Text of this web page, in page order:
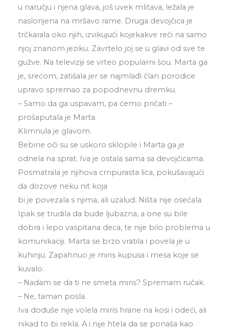
u naručju i njena glava, još uvek mlitava, ležala je
naslonjena na mršavo rame. Druga devojčica je
trčkarala oko njih, izvikujući kojekakve reči na samo
njoj znanom jeziku. Zavrtelo joj se u glavi od sve te
gužve. Na televiziji se vrteo popularni šou. Marta ga
je, srećom, zatišala jer se najmlađi član porodice
upravo spremao za popodnevnu dremku.
– Samo da ga uspavam, pa ćemo pričati –
prošaputala je Marta.
Klimnula je glavom.
Bebine oči su se uskoro sklopile i Marta ga je
odnela na sprat. Iva je ostala sama sa devojčicama.
Posmatrala je njihova crnpurasta lica, pokušavajući
da dozove neku nit koja
bi je povezala s njima, ali uzalud. Ništa nije osećala.
Ipak se trudila da bude ljubazna, a one su bile
dobra i lepo vaspitana deca, te nije bilo problema u
komunikaciji. Marta se brzo vratila i povela je u
kuhinju. Zapahnuo je miris kupusa i mesa koje se
kuvalo.
– Nadam se da ti ne smeta miris? Spremam ručak.
– Ne, taman posla.
Iva doduše nije volela miris hrane na kosi i odeći, ali
nikad to bi rekla. A i nije htela da se ponaša kao